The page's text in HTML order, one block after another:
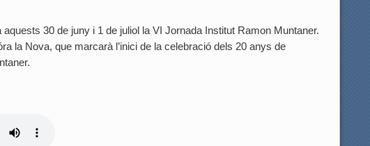
aquests 30 de juny i 1 de juliol la VI Jornada Institut Ramon Muntaner.
la Nova, que marcarà l’inici de la celebració dels 20 anys de